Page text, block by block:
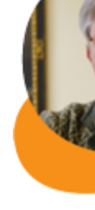
Glosario
Proyectos
Colabora
Donación
Voluntariado
Noticias
Contacto